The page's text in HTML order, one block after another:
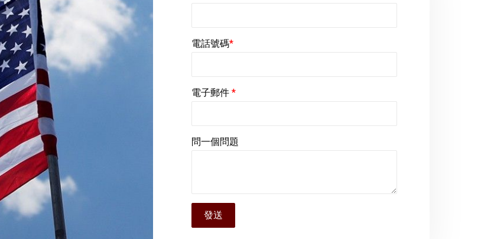
電話號碼*
電子郵件 *
問一個問題